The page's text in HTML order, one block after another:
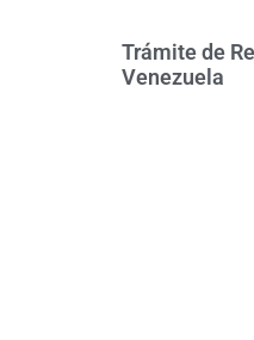
Trámite de
Venezuela